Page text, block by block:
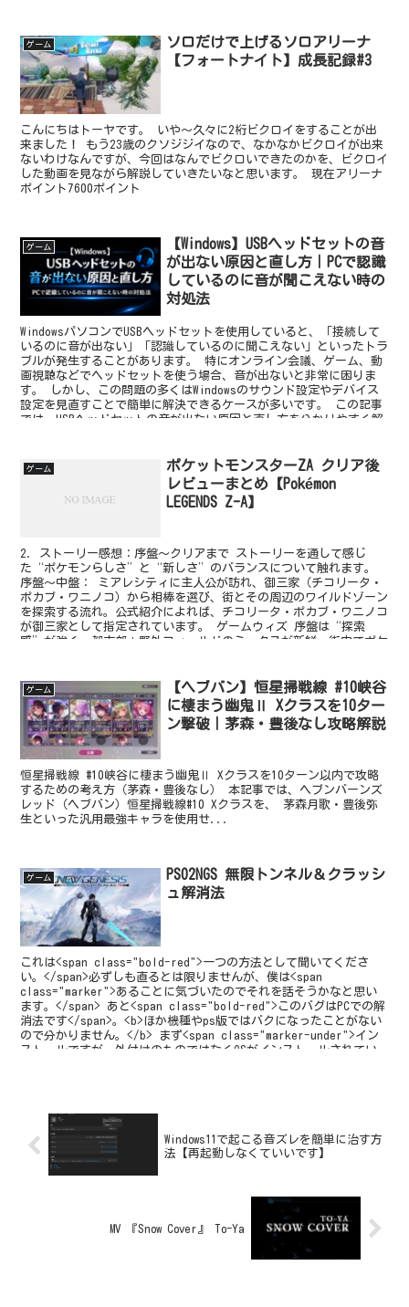
ゲーム
ソロだけで上げるソロアリーナ
【フォートナイト】成長記録#3
こんにちはトーヤです。 いや〜久々に2桁ビクロイをすることが出
来ました！ もう23歳のクソジジイなので、なかなかビクロイが出来
ないわけなんですが、今回はなんでビクロいできたのかを、ビクロイ
した動画を見ながら解説していきたいなと思います。 現在アリーナ
ポイント7600ポイント
ゲーム
【Windows】USBヘッドセットの音
が出ない原因と直し方｜PCで認識
しているのに音が聞こえない時の
対処法
WindowsパソコンでUSBヘッドセットを使用していると、「接続して
いるのに音が出ない」「認識しているのに聞こえない」といったトラ
ブルが発生することがあります。 特にオンライン会議、ゲーム、動
画視聴などでヘッドセットを使う場合、音が出ないと非常に困りま
す。 しかし、この問題の多くはWindowsのサウンド設定やデバイス
設定を見直すことで簡単に解決できるケースが多いです。 この記事
では、USBヘッドセットの音が出ない原因と直し方を分かりやすく解
ゲーム
ポケットモンスターZA クリア後
レビューまとめ【Pokémon
LEGENDS Z-A】
2. ストーリー感想：序盤～クリアまで ストーリーを通して感じ
た“ポケモンらしさ”と“新しさ”のバランスについて触れます。
序盤～中盤： ミアレシティに主人公が訪れ、御三家（チコリータ・
ポカブ・ワニノコ）から相棒を選び、街とその周辺のワイルドゾーン
を探索する流れ。公式紹介によれば、チコリータ・ポカブ・ワニノコ
が御三家として指定されています。 ゲームウィズ 序盤は“探索
感”が強く、都市部＋野外フィールドのミックスが新鮮。街中でポケ
ゲーム
【ヘブバン】恒星掃戦線 #10峡谷
に棲まう幽鬼Ⅱ Xクラスを10ター
ン撃破｜茅森・豊後なし攻略解説
恒星掃戦線 #10峡谷に棲まう幽鬼Ⅱ Xクラスを10ターン以内で攻略
するための考え方（茅森・豊後なし） 本記事では、ヘブンバーンズ
レッド（ヘブバン）恒星掃戦線#10 Xクラスを、 茅森月歌・豊後弥
生といった汎用最強キャラを使用せ...
ゲーム
PSO2NGS 無限トンネル＆クラッシ
ュ解消法
これは<span class="bold-red">一つの方法として聞いてくださ
い。</span>必ずしも直るとは限りませんが、僕は<span
class="marker">あることに気づいたのでそれを話そうかなと思い
ます。</span> あと<span class="bold-red">このバグはPCでの解
消法です</span>。<b>ほか機種やps版ではバクになったことがない
ので分かりません。</b> まず<span class="marker-under">イン
ストールですが、外付けのものではなくOSがインストールされてい
Windows11で起こる音ズレを簡単に治す方
法【再起動しなくていいです】
MV 『Snow Cover』 To-Ya